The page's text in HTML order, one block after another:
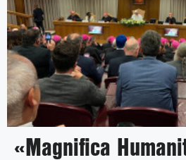
«Magnifica